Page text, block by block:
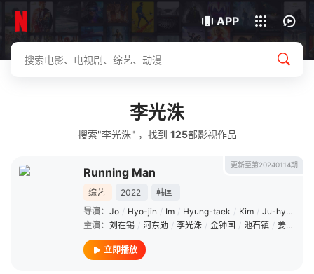
APP
下载客户端
我的观影记录
李光洙
搜索"李光洙" ，找到 125部影视作品
更新至第20240114期
Running Man
综艺 2022
韩国
导演： Jo / Hyo-jin / Im / Hyung-taek / Kim / Ju-hyung
主演： 刘在锡 / 河东勋 / 李光洙 / 金钟国 / 池石镇 / 姜熙建
立即播放